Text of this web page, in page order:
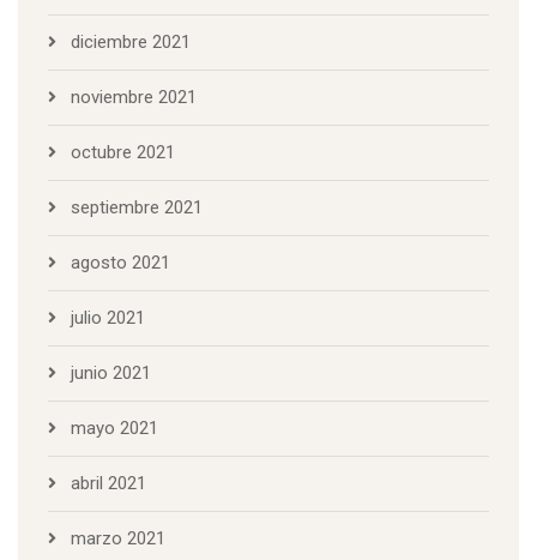
diciembre 2021
noviembre 2021
octubre 2021
septiembre 2021
agosto 2021
julio 2021
junio 2021
mayo 2021
abril 2021
marzo 2021